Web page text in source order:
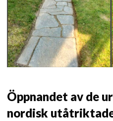
Öppnandet av de
nordisk